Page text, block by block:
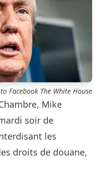
Facebook The White House
Mike
soir de
les
droits de douane,